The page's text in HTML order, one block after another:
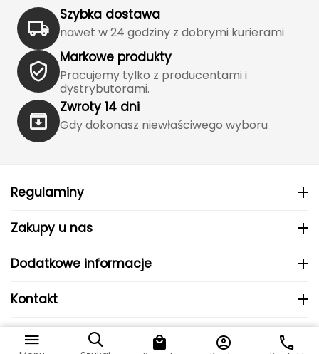
Icestorm
JOMA
Jetboil
Julbo
K2
KILLTEC
KONG
Kari Traa
Karpos
Szybka dostawa
nawet w 24 godziny z dobrymi kurierami
Markowe produkty
Pracujemy tylko z producentami i
dystrybutorami.
Zwroty 14 dni
Gdy dokonasz niewłaściwego wyboru
Regulaminy
Zakupy u nas
Dodatkowe informacje
Kontakt
© 2024 MHS Sp. z o.o..